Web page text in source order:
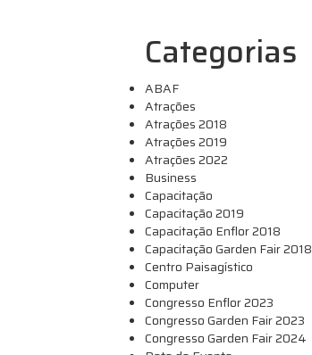
Categorias
ABAF
Atrações
Atrações 2018
Atrações 2019
Atrações 2022
Business
Capacitação
Capacitação 2019
Capacitação Enflor 2018
Capacitação Garden Fair 2018
Centro Paisagístico
Computer
Congresso Enflor 2023
Congresso Garden Fair 2023
Congresso Garden Fair 2024